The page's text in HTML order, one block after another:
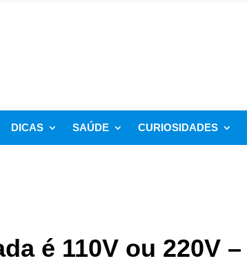
DICAS SAÚDE CURIOSIDADES
é 110V ou 220V –